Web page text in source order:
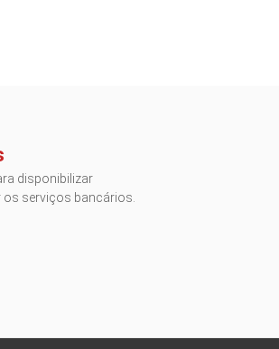
disponibilizar
serviços bancários.